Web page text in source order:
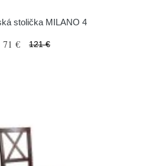
stolička MILANO 4
71 € 121 €